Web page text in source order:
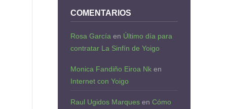
COMENTARIOS
Rosa García en Último día para
contratar La Sinfín de Yoigo
Monica Fandiño Eiroa Nk en
Internet con Yoigo
Raul Ugidos Marques en Cómo